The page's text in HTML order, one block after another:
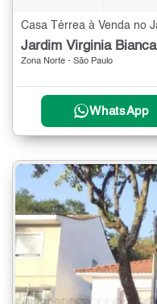
Jardim Virginia Bianca
Zona Norte - São Paulo
WhatsApp